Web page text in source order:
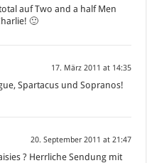
auf Two and a half Men
🙂
17. März 2011 at 14:35
Spartacus und Sopranos!
20. September 2011 at 21:47
? Herrliche Sendung mit